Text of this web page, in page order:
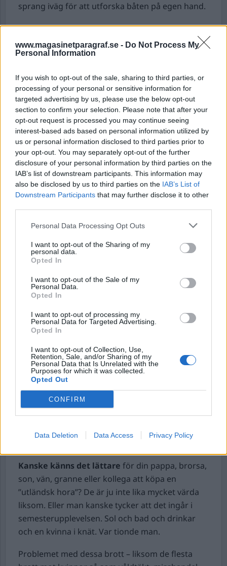
www.magasinetparagraf.se - Do Not Process My
Personal Information
If you wish to opt-out of the sale, sharing to third parties, or
processing of your personal or sensitive information for
targeted advertising by us, please use the below opt-out
section to confirm your selection. Please note that after your
opt-out request is processed you may continue seeing
interest-based ads based on personal information utilized by
us or personal information disclosed to third parties prior to
your opt-out. You may separately opt-out of the further
disclosure of your personal information by third parties on the
IAB’s list of downstream participants. This information may
also be disclosed by us to third parties on the IAB’s List of
Downstream Participants that may further disclose it to other
Personal Data Processing Opt Outs
I want to opt-out of the Sharing of my
personal data.
Opted In
I want to opt-out of the Sale of my
Personal Data.
Opted In
I want to opt-out of processing my
Personal Data for Targeted Advertising.
Opted In
I want to opt-out of Collection, Use,
Retention, Sale, and/or Sharing of my
Personal Data that Is Unrelated with the
Purposes for which it was collected.
Opted Out
CONFIRM
Data Deletion Data Access Privacy Policy
sprang iväg för att utforska båten på egen hand.
Friheten varade inte så länge. Redan efter
middagen var många (män) berusade och
började uppvakta våra unga döttrar. Flickorna
bjudna på drinkar och många tafsande händer.
Flickornas mysiga båtresa med familjen slutade
med kortspel i hytten. Tack och lov slapp de se
vad som utspelade sig senare under kvällen.
På nattklubben, framför oss vanliga
båtresenärers ögon, pågick senare på kvällen en
helt öppen prostitution. Vi såg två eller tre
stycken (förmodligen) lettiska flickor i 16–17-
Hallicken, en kostymklädd man i 30-årsåldern,
gjorde öppet upp affärerna och bläddrade
ogenerat i sedelbuntarna. Kvinnorna, nej
flickorna, med sina minimala kläder, såg
frånvarande ut, kanske drogade, bortom
Och ”kunderna”? Tja, din pappa, din brorsa, son,
pojkvän. Vanliga män du ser varje dag. En och
annan tv-kändis. Olika åldrar, olika
samhällsklasser, olika etniciteter.
Folkhälsomyndigheten menar att över 10% av
vuxna svenska män någon gång köpt sex. Av dem
har ungefär 80% betalt en prostituerad
Kanske känns det lättare för din pappa, brorsa,
son, vän, granne eller kollega att köpa en
”utländsk hora”? De är ju inte lika mycket värda
liksom. Eller man kanske tycker att det ingår i
semesterupplevelsen. Sol och bad och drinkar
och en kvinna i knät. Var tionde man.
Problemet med dessa brott – liksom de flesta